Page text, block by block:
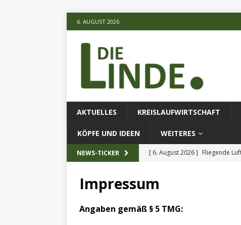
6. AUGUST 2026
AKTUELLES KREISLAUFWIRTSCHAFT
KÖPFE UND IDEEN WEITERES
NEWS-TICKER [ 6. August 2026 ] Fliegende
AKTUELLES
[ 6. August 2026 ]
Impressum
Angaben gemäß § 5 TMG: